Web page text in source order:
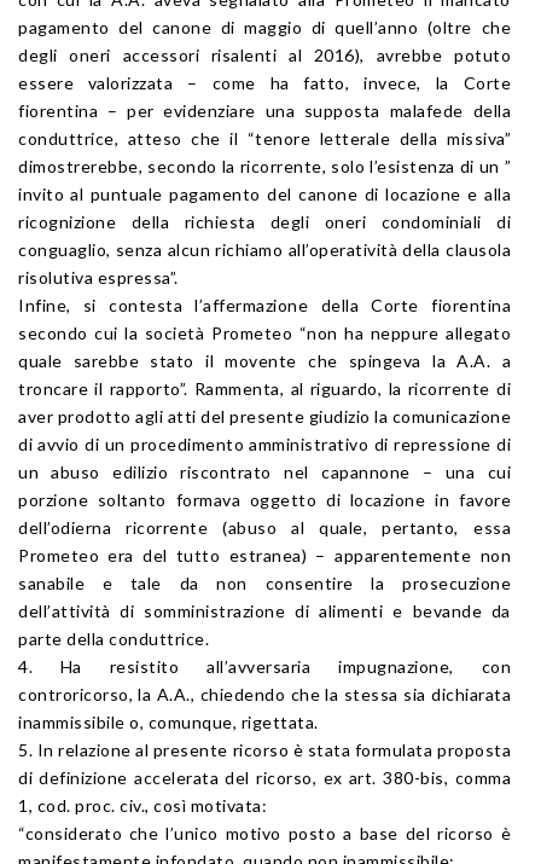
pagamento del canone di maggio di quell’anno (oltre che
degli oneri accessori risalenti al 2016), avrebbe potuto
essere valorizzata – come ha fatto, invece, la Corte
fiorentina – per evidenziare una supposta malafede della
conduttrice, atteso che il “tenore letterale della missiva”
dimostrerebbe, secondo la ricorrente, solo l’esistenza di un ”
invito al puntuale pagamento del canone di locazione e alla
ricognizione della richiesta degli oneri condominiali di
conguaglio, senza alcun richiamo all’operatività della clausola
risolutiva espressa”.
Infine, si contesta l’affermazione della Corte fiorentina
secondo cui la società Prometeo “non ha neppure allegato
quale sarebbe stato il movente che spingeva la A.A. a
troncare il rapporto”. Rammenta, al riguardo, la ricorrente di
aver prodotto agli atti del presente giudizio la comunicazione
di avvio di un procedimento amministrativo di repressione di
un abuso edilizio riscontrato nel capannone – una cui
porzione soltanto formava oggetto di locazione in favore
dell’odierna ricorrente (abuso al quale, pertanto, essa
Prometeo era del tutto estranea) – apparentemente non
sanabile e tale da non consentire la prosecuzione
dell’attività di somministrazione di alimenti e bevande da
parte della conduttrice.
4. Ha resistito all’avversaria impugnazione, con
controricorso, la A.A., chiedendo che la stessa sia dichiarata
inammissibile o, comunque, rigettata.
5. In relazione al presente ricorso è stata formulata proposta
di definizione accelerata del ricorso, ex art. 380-bis, comma
1, cod. proc. civ., così motivata:
“considerato che l’unico motivo posto a base del ricorso è